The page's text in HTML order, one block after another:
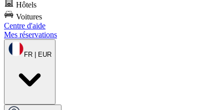
Hôtels
Voitures
Centre d'aide
Mes réservations
FR | EUR